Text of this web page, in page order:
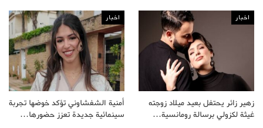
اخبار
زهير زائر يحتفل بعيد ميلاد زوجته
غيثة لكزولي برسالة رومانسية…
اخبار
أمنية الشفشاوني تؤكد خوضها تجربة
سينمائية جديدة تعزز حضورها…